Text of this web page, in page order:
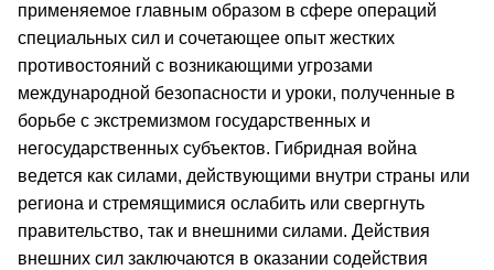
применяемое главным образом в сфере операций
специальных сил и сочетающее опыт жестких
противостояний с возникающими угрозами
международной безопасности и уроки, полученные в
борьбе с экстремизмом государственных и
негосударственных субъектов. Гибридная война
ведется как силами, действующими внутри страны или
региона и стремящимися ослабить или свергнуть
правительство, так и внешними силами. Действия
внешних сил заключаются в оказании содействия